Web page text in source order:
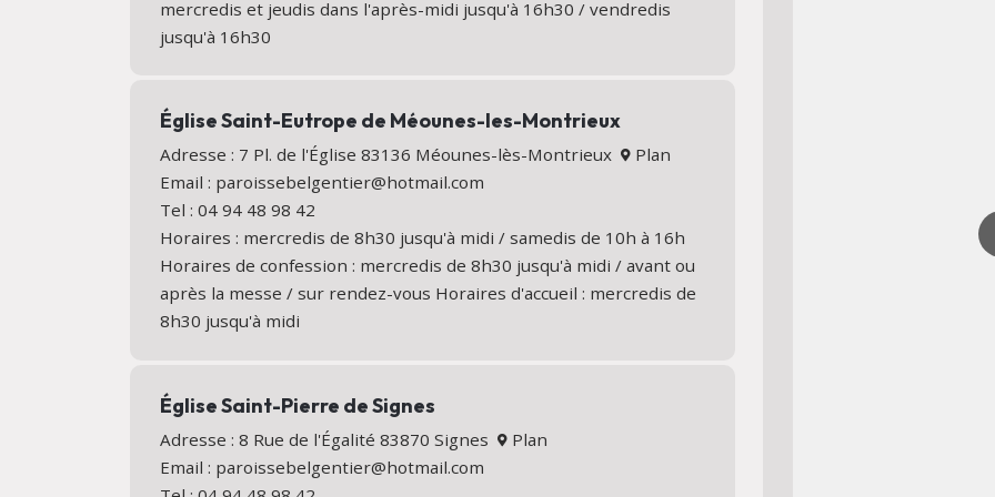
mercredis et jeudis dans l'après-midi jusqu'à 16h30 / vendredis
jusqu'à 16h30
Église Saint-Eutrope de Méounes-les-Montrieux
Adresse : 7 Pl. de l'Église 83136 Méounes-lès-Montrieux
Plan
Email : paroissebelgentier@hotmail.com
Tel : 04 94 48 98 42
Horaires : mercredis de 8h30 jusqu'à midi / samedis de 10h à 16h
Horaires de confession : mercredis de 8h30 jusqu'à midi / avant ou
après la messe / sur rendez-vous Horaires d'accueil : mercredis de
8h30 jusqu'à midi
Église Saint-Pierre de Signes
Adresse : 8 Rue de l'Égalité 83870 Signes
Plan
Email : paroissebelgentier@hotmail.com